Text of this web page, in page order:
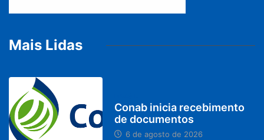
Mais Lidas
Conab inicia recebimento
de documentos
6 de agosto de 2026